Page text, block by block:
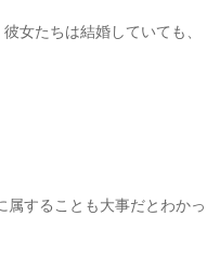
女たちは結婚していても、
することも大事だとわかっ